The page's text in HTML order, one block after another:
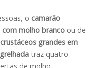
o camarão
com molho branco ou de
crustáceos grandes em
traz quatro
de molho